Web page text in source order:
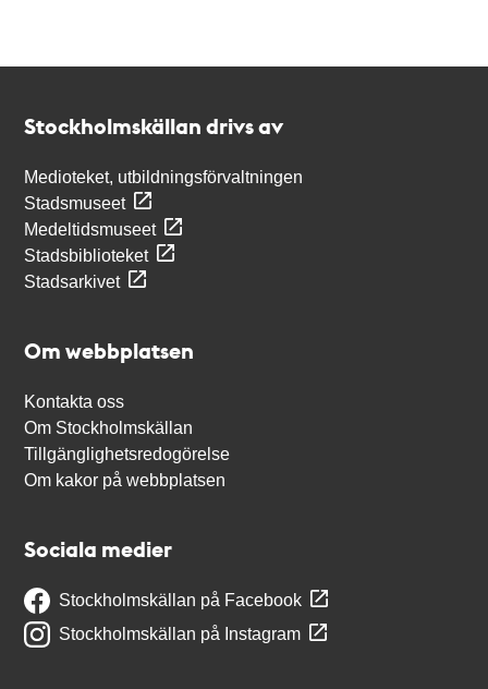
Stockholmskällan drivs av
Medioteket, utbildningsförvaltningen
Stadsmuseet
Medeltidsmuseet
Stadsbiblioteket
Stadsarkivet
Om webbplatsen
Kontakta oss
Om Stockholmskällan
Tillgänglighetsredogörelse
Om kakor på webbplatsen
Sociala medier
Stockholmskällan på Facebook
Stockholmskällan på Instagram